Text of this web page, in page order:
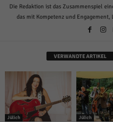
Die Redaktion ist das Zusammenspiel
das mit Kompetenz und
VERWANDTE ARTIKEL
Jülich Jülich